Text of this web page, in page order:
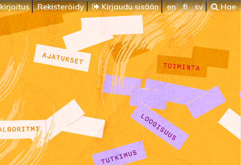
Rekisteröidy Kirjaudu sisään en fi sv Hae